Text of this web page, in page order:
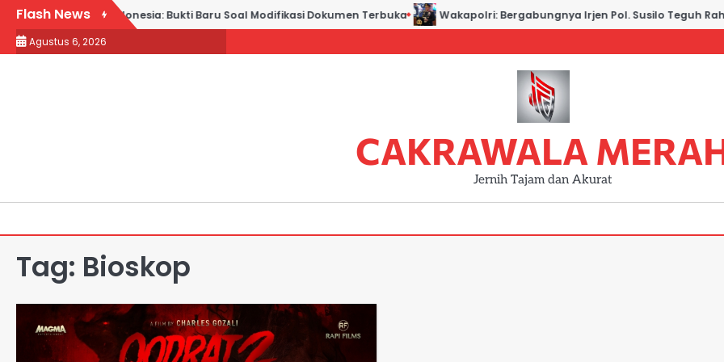
Skip
content
Flash News
Jabar vs Kadin Indonesia: Bukti Baru Soal Modifikasi Dokumen Terbuka Wakapolri: Bergabungnya Irjen Pol. Susilo Teguh
Agustus 6, 2026
CAKRAWALA
Jernih Tajam dan Akurat
Tag: Bioskop